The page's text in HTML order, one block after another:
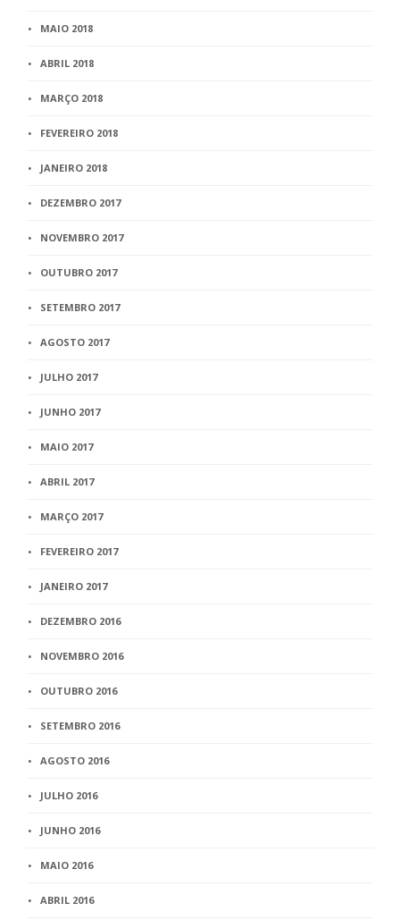
MAIO 2018
ABRIL 2018
MARÇO 2018
FEVEREIRO 2018
JANEIRO 2018
DEZEMBRO 2017
NOVEMBRO 2017
OUTUBRO 2017
SETEMBRO 2017
AGOSTO 2017
JULHO 2017
JUNHO 2017
MAIO 2017
ABRIL 2017
MARÇO 2017
FEVEREIRO 2017
JANEIRO 2017
DEZEMBRO 2016
NOVEMBRO 2016
OUTUBRO 2016
SETEMBRO 2016
AGOSTO 2016
JULHO 2016
JUNHO 2016
MAIO 2016
ABRIL 2016